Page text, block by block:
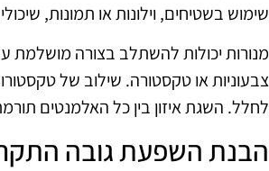
שימוש בשטיחים, וילונות או תמונות,
מנורות יכולות להשתלב בצורה מושלמת
צבעוניות או טקסטורה. שילוב של
לחלל. השגת איזון בין כל האלמנטים
הבנת השפעת גובה